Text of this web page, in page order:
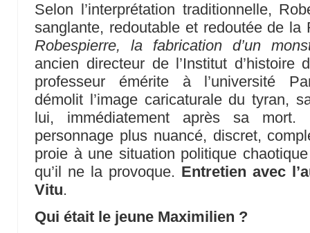
Selon l’interprétation traditionnelle,
sanglante, redoutable et redoutée de la
Robespierre, la fabrication d’un
ancien directeur de l’Institut d’histoire
professeur émérite à l’université
démolit l’image caricaturale du tyran,
lui, immédiatement après sa mort.
personnage plus nuancé, discret,
proie à une situation politique
qu’il ne la provoque. Entretien avec
Vitu.
Qui était le jeune Maximilien ?